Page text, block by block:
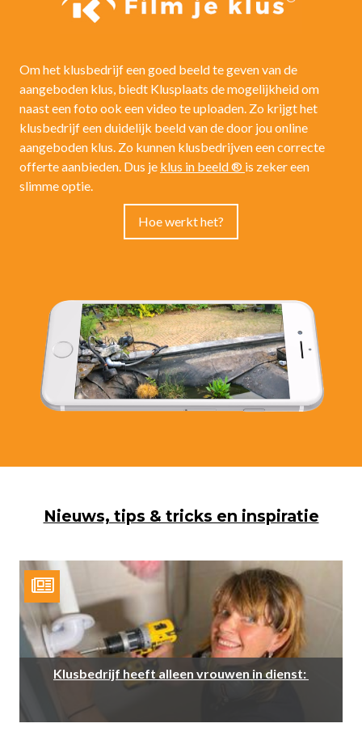
Om het klusbedrijf een goed beeld te geven van de
aangeboden klus, biedt Klusplaats de mogelijkheid om
naast een foto ook een video te uploaden. Zo krijgt het
klusbedrijf een duidelijk beeld van de door jou online
aangeboden klus. Zo kunnen klusbedrijven een correcte
offerte aanbieden. Dus je klus in beeld ® is zeker een
slimme optie.
Hoe werkt het?
Nieuws, tips & tricks en inspiratie
Klusbedrijf heeft alleen vrouwen in dienst: